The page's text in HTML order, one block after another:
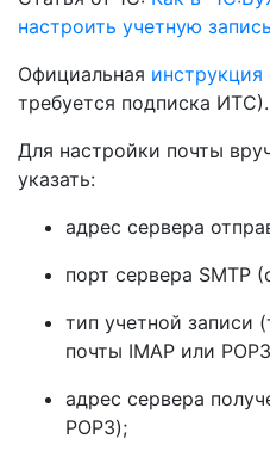
настроить учетную
Официальная инструкция
требуется подписка ИТС).
Для настройки почты
указать:
адрес сервера
порт сервера SMTP
тип учетной записи
почты IMAP или
адрес сервера
POP3);